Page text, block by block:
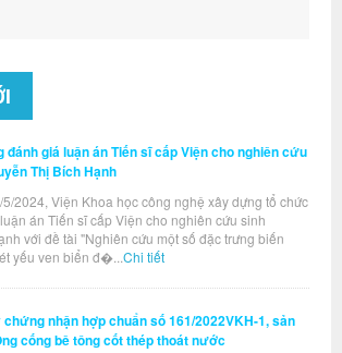
đánh giá luận án Tiến sĩ cấp Viện cho nghiên cứu
Thị Bích Hạnh
5/2024, Viện Khoa học công nghệ xây dựng tổ chức
án Tiến sĩ cấp Viện cho nghiên cứu sinh
với đề tài "Nghiên cứu một số đặc trưng biến
yếu ven biển đ�... Chi tiết
chứng nhận hợp chuẩn số 161/2022VKH-1, sản
cống bê tông cốt thép thoát nước